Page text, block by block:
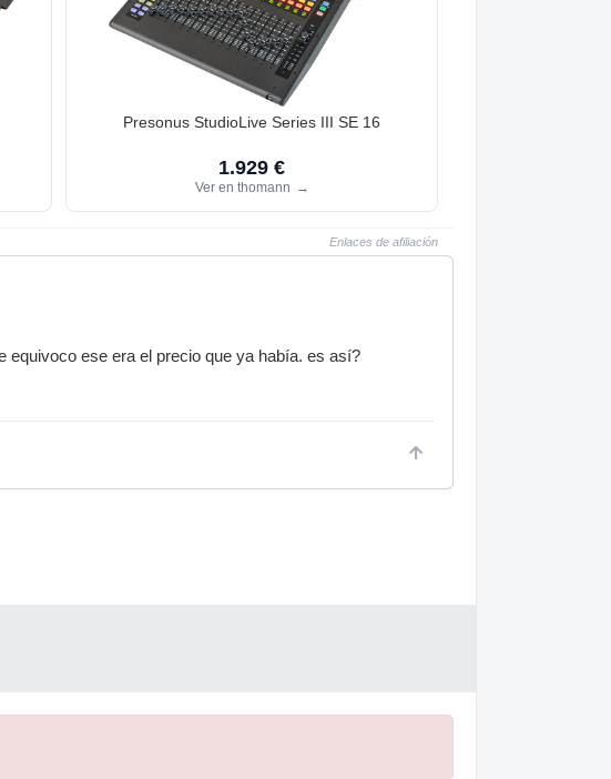
Presonus StudioLive Series III SE 16
1.929 €
Ver en thomann →
Enlaces de afiliación
equivoco ese era el precio que ya había. es así?